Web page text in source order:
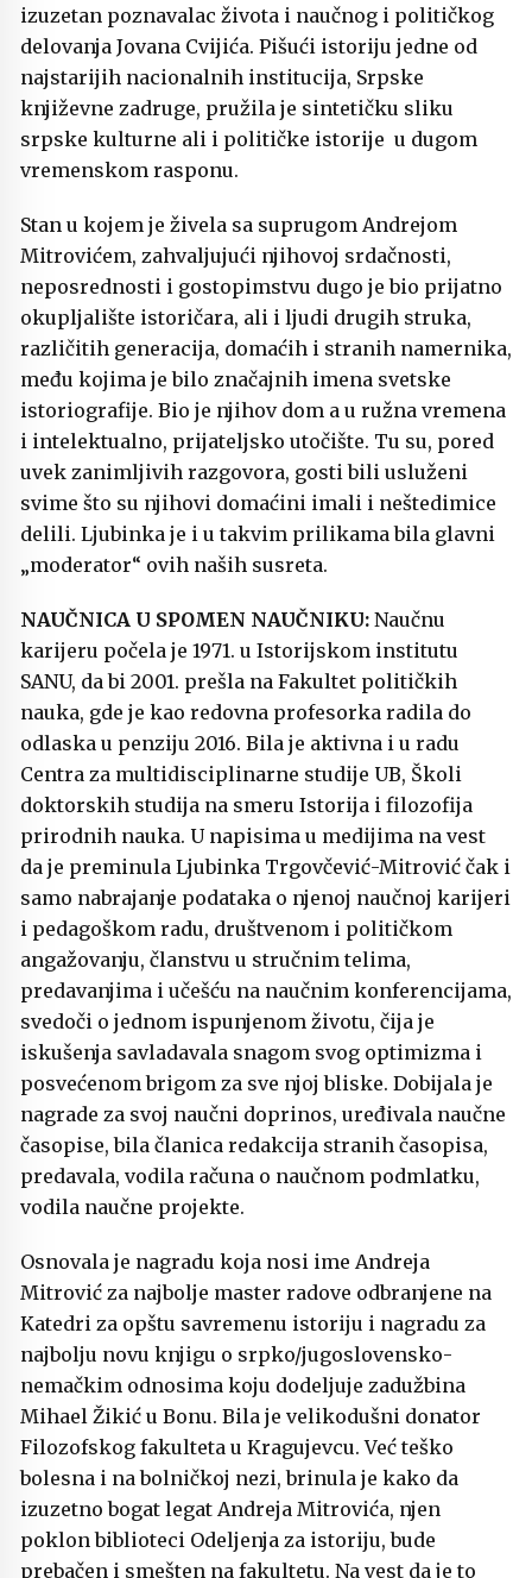
izuzetan poznavalac života i naučnog i političkog
delovanja Jovana Cvijića. Pišući istoriju jedne od
najstarijih nacionalnih institucija, Srpske
književne zadruge, pružila je sintetičku sliku
srpske kulturne ali i političke istorije u dugom
vremenskom rasponu.
Stan u kojem je živela sa suprugom Andrejom
Mitrovićem, zahvaljujući njihovoj srdačnosti,
neposrednosti i gostopimstvu dugo je bio prijatno
okupljalište istoričara, ali i ljudi drugih struka,
različitih generacija, domaćih i stranih namernika,
među kojima je bilo značajnih imena svetske
istoriografije. Bio je njihov dom a u ružna vremena
i intelektualno, prijateljsko utočište. Tu su, pored
uvek zanimljivih razgovora, gosti bili usluženi
svime što su njihovi domaćini imali i neštedimice
delili. Ljubinka je i u takvim prilikama bila glavni
„moderator“ ovih naših susreta.
NAUČNICA U SPOMEN NAUČNIKU: Naučnu
karijeru počela je 1971. u Istorijskom institutu
SANU, da bi 2001. prešla na Fakultet političkih
nauka, gde je kao redovna profesorka radila do
odlaska u penziju 2016. Bila je aktivna i u radu
Centra za multidisciplinarne studije UB, Školi
doktorskih studija na smeru Istorija i filozofija
prirodnih nauka. U napisima u medijima na vest
da je preminula Ljubinka Trgovčević-Mitrović čak i
samo nabrajanje podataka o njenoj naučnoj karijeri
i pedagoškom radu, društvenom i političkom
angažovanju, članstvu u stručnim telima,
predavanjima i učešću na naučnim konferencijama,
svedoči o jednom ispunjenom životu, čija je
iskušenja savladavala snagom svog optimizma i
posvećenom brigom za sve njoj bliske. Dobijala je
nagrade za svoj naučni doprinos, uređivala naučne
časopise, bila članica redakcija stranih časopisa,
predavala, vodila računa o naučnom podmlatku,
vodila naučne projekte.
Osnovala je nagradu koja nosi ime Andreja
Mitrović za najbolje master radove odbranjene na
Katedri za opštu savremenu istoriju i nagradu za
najbolju novu knjigu o srpko/jugoslovensko-
nemačkim odnosima koju dodeljuje zadužbina
Mihael Žikić u Bonu. Bila je velikodušni donator
Filozofskog fakulteta u Kragujevcu. Već teško
bolesna i na bolničkoj nezi, brinula je kako da
izuzetno bogat legat Andreja Mitrovića, njen
poklon biblioteci Odeljenja za istoriju, bude
prebačen i smešten na fakultetu. Na vest da je to